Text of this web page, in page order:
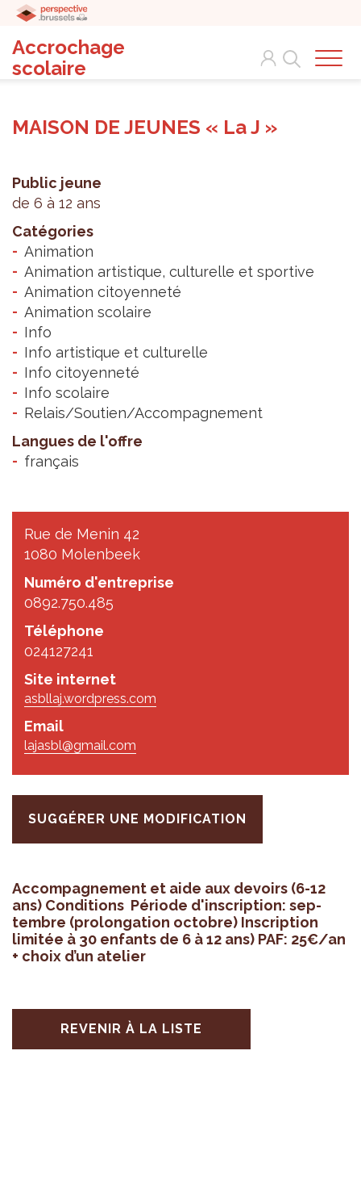
Accrochage
scolaire
Search
MAISON DE JEUNES « La J »
Public jeune
de 6 à 12 ans
Catégories
Animation
Animation artistique, culturelle et sportive
Animation citoyenneté
Animation scolaire
Info
Info artistique et culturelle
Info citoyenneté
Info scolaire
Relais/Soutien/Accompagnement
Langues de l'offre
français
Rue de Menin 42
1080 Molenbeek
Numéro d'entreprise
0892.750.485
Téléphone
024127241
Site internet
asbllaj.wordpress.com
Email
lajasbl@gmail.com
SUGGÉRER UNE MODIFICATION
Accom­pa­gne­ment et aide aux devoirs (6-12
ans) Condi­tions Période d'ins­crip­tion: sep­
tembre (pro­lon­ga­tion octobre) Ins­crip­tion
limi­tée à 30 enfants de 6 à 12 ans) PAF: 25€/an
+ choix d’un ate­lier
REVENIR À LA LISTE